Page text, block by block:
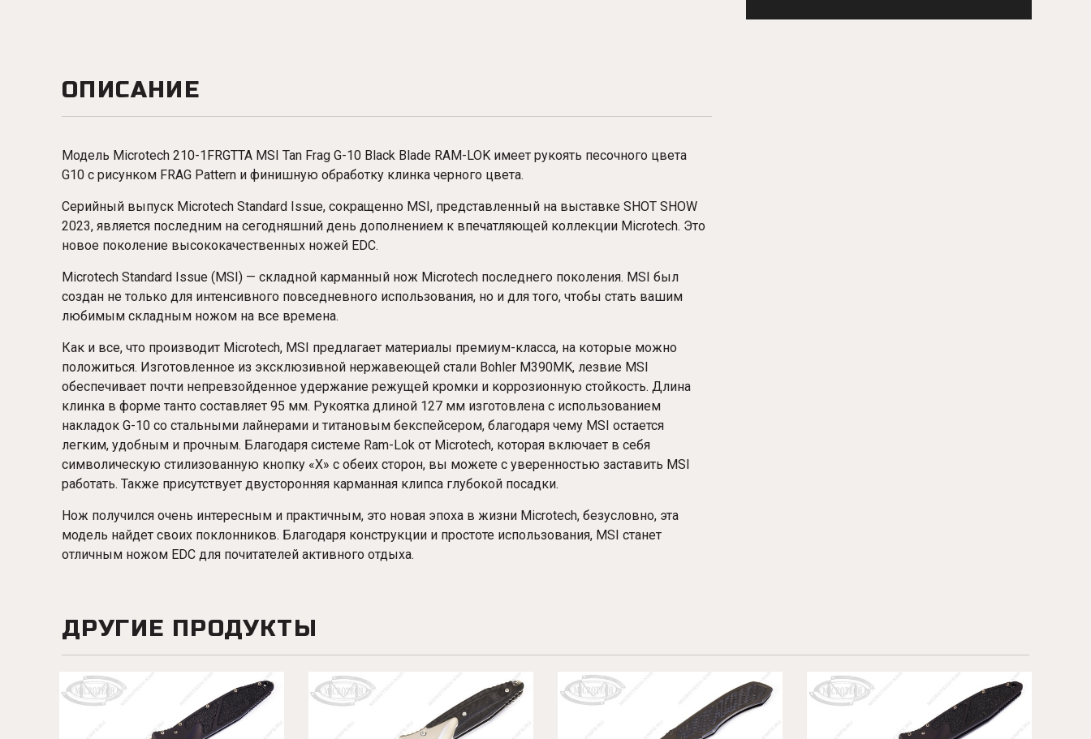
ОПИСАНИЕ
Модель Microtech 210-1FRGTTA MSI Tan Frag G-10 Black Blade RAM-LOK имеет рукоять песочного цвета
G10 с рисунком FRAG Pattern и финишную обработку клинка черного цвета.
Серийный выпуск Microtech Standard Issue, сокращенно MSI, представленный на выставке SHOT SHOW
2023, является последним на сегодняшний день дополнением к впечатляющей коллекции Microtech. Это
новое поколение высококачественных ножей EDC.
Microtech Standard Issue (MSI) — складной карманный нож Microtech последнего поколения. MSI был
создан не только для интенсивного повседневного использования, но и для того, чтобы стать вашим
любимым складным ножом на все времена.
Как и все, что производит Microtech, MSI предлагает материалы премиум-класса, на которые можно
положиться. Изготовленное из эксклюзивной нержавеющей стали Bohler M390MK, лезвие MSI
обеспечивает почти непревзойденное удержание режущей кромки и коррозионную стойкость. Длина
клинка в форме танто составляет 95 мм. Рукоятка длиной 127 мм изготовлена ​​с использованием
накладок G-10 со стальными лайнерами и титановым бекспейсером, благодаря чему MSI остается
легким, удобным и прочным. Благодаря системе Ram-Lok от Microtech, которая включает в себя
символическую стилизованную кнопку «X» с обеих сторон, вы можете с уверенностью заставить MSI
работать. Также присутствует двусторонняя карманная клипса глубокой посадки.
Нож получился очень интересным и практичным, это новая эпоха в жизни Microtech, безусловно, эта
модель найдет своих поклонников. Благодаря конструкции и простоте использования, MSI станет
отличным ножом EDC для почитателей активного отдыха.
ДРУГИЕ ПРОДУКТЫ